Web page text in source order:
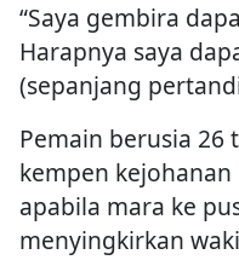
“Saya gembira
Harapnya saya
(sepanjang
Pemain berusia
kempen
apabila mara ke
menyingkirkan